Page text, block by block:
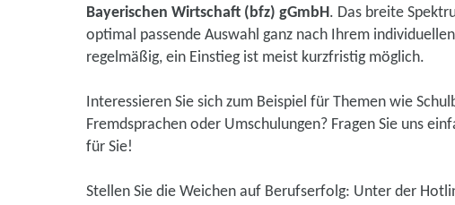
Bayerischen Wirtschaft (bfz) gGmbH. Das breite
optimal passende Auswahl ganz nach Ihrem
regelmäßig, ein Einstieg ist meist kurzfristig möglich.
Interessieren Sie sich zum Beispiel für Themen wie
Fremdsprachen oder Umschulungen? Fragen Sie uns
für Sie!
Stellen Sie die Weichen auf Berufserfolg: Unter der